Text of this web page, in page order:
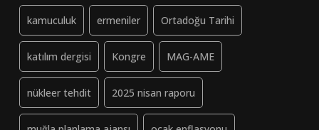
kamuculuk ermeniler Ortadoğu Tarihi
katılım dergisi Kongre MAG-AME
nükleer tehdit 2025 nisan raporu